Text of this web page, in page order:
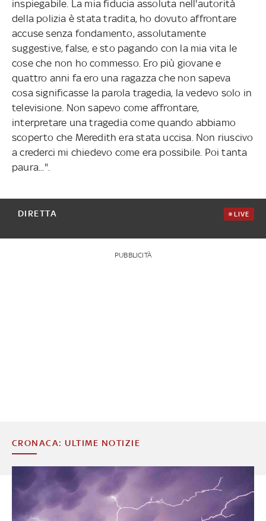
inspiegabile. La mia fiducia assoluta nell'autorità
della polizia è stata tradita, ho dovuto affrontare
accuse senza fondamento, assolutamente
suggestive, false, e sto pagando con la mia vita le
cose che non ho commesso. Ero più giovane e
quattro anni fa ero una ragazza che non sapeva
cosa significasse la parola tragedia, la vedevo solo in
televisione. Non sapevo come affrontare,
interpretare una tragedia come quando abbiamo
scoperto che Meredith era stata uccisa. Non riuscivo
a crederci mi chiedevo come era possibile. Poi tanta
paura...".
DIRETTA LIVE
PUBBLICITÀ
CRONACA: ULTIME NOTIZIE